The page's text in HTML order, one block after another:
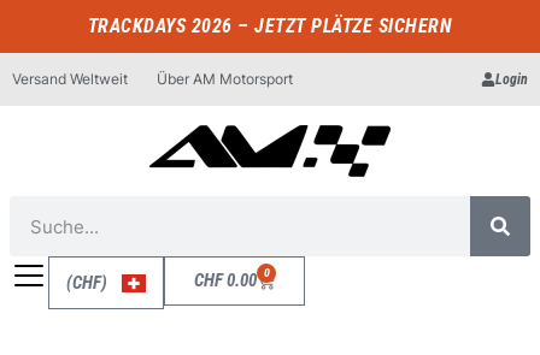
TRACKDAYS 2026 – JETZT PLÄTZE SICHERN
Versand Weltweit Über AM Motorsport Login
(CHF) CHF0.00 0